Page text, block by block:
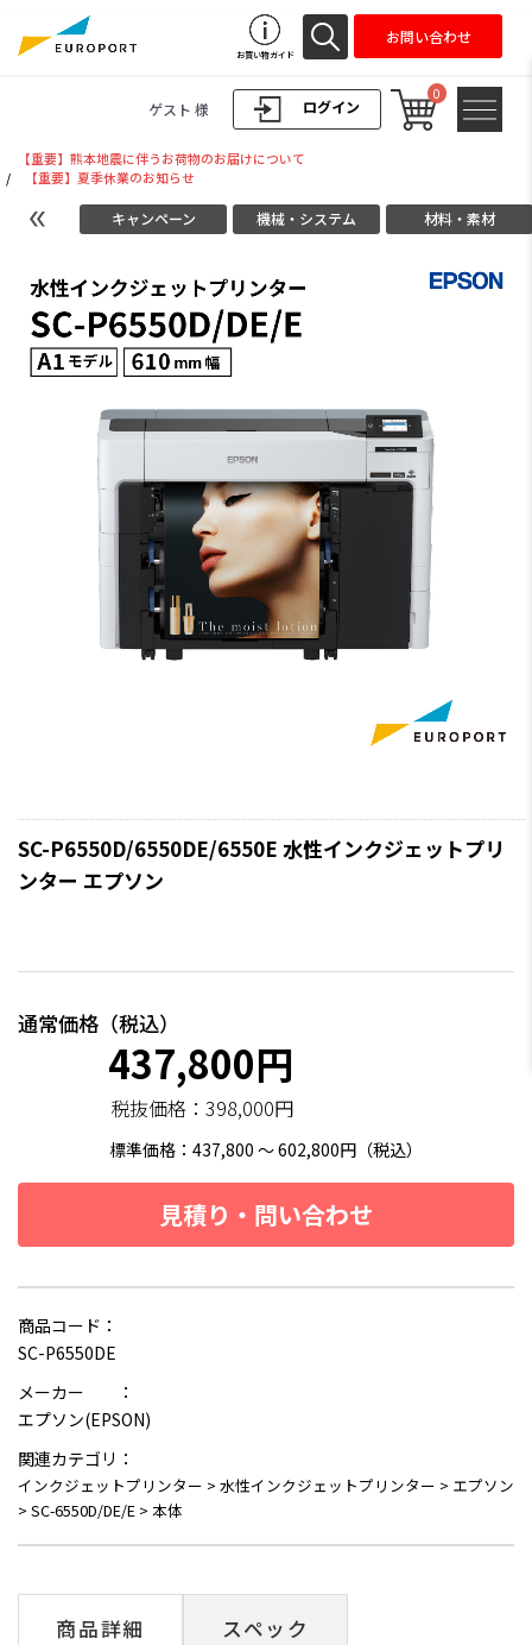
ログイン
ゲスト 様
0
お買い物ガイド
お問い合わせ
【重要】熊本地震に伴うお荷物のお届けについて
/
【重要】夏季休業のお知らせ
キャンペーン 機械・システム 材料・素材
SC-P6550D/6550DE/6550E 水性インクジェットプリ
ンター エプソン
通常価格（税込）
437,800円
税抜価格：398,000円
標準価格：437,800 ～ 602,800円（税込）
見積り・問い合わせ
商品コード：
SC-P6550DE
メーカー ：
エプソン(EPSON)
関連カテゴリ：
インクジェットプリンター > 水性インクジェットプリンター > エプソン
> SC-6550D/DE/E > 本体
商品詳細 スペック